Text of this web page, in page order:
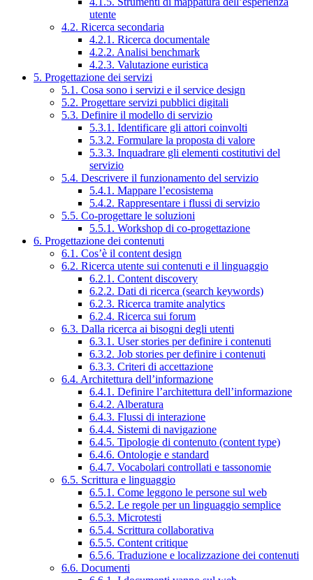
utente
4.2. Ricerca secondaria
4.2.1. Ricerca documentale
4.2.2. Analisi benchmark
4.2.3. Valutazione euristica
5. Progettazione dei servizi
5.1. Cosa sono i servizi e il service design
5.2. Progettare servizi pubblici digitali
5.3. Definire il modello di servizio
5.3.1. Identificare gli attori coinvolti
5.3.2. Formulare la proposta di valore
5.3.3. Inquadrare gli elementi costitutivi del
servizio
5.4. Descrivere il funzionamento del servizio
5.4.1. Mappare l’ecosistema
5.4.2. Rappresentare i flussi di servizio
5.5. Co-progettare le soluzioni
5.5.1. Workshop di co-progettazione
6. Progettazione dei contenuti
6.1. Cos’è il content design
6.2. Ricerca utente sui contenuti e il linguaggio
6.2.1. Content discovery
6.2.2. Dati di ricerca (search keywords)
6.2.3. Ricerca tramite analytics
6.2.4. Ricerca sui forum
6.3. Dalla ricerca ai bisogni degli utenti
6.3.1. User stories per definire i contenuti
6.3.2. Job stories per definire i contenuti
6.3.3. Criteri di accettazione
6.4. Architettura dell’informazione
6.4.1. Definire l’architettura dell’informazione
6.4.2. Alberatura
6.4.3. Flussi di interazione
6.4.4. Sistemi di navigazione
6.4.5. Tipologie di contenuto (content type)
6.4.6. Ontologie e standard
6.4.7. Vocabolari controllati e tassonomie
6.5. Scrittura e linguaggio
6.5.1. Come leggono le persone sul web
6.5.2. Le regole per un linguaggio semplice
6.5.3. Microtesti
6.5.4. Scrittura collaborativa
6.5.5. Content critique
6.5.6. Traduzione e localizzazione dei contenuti
6.6. Documenti